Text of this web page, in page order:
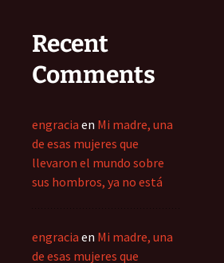
Recent
Comments
engracia en Mi madre, una
de esas mujeres que
llevaron el mundo sobre
sus hombros, ya no está
engracia en Mi madre, una
de esas mujeres que